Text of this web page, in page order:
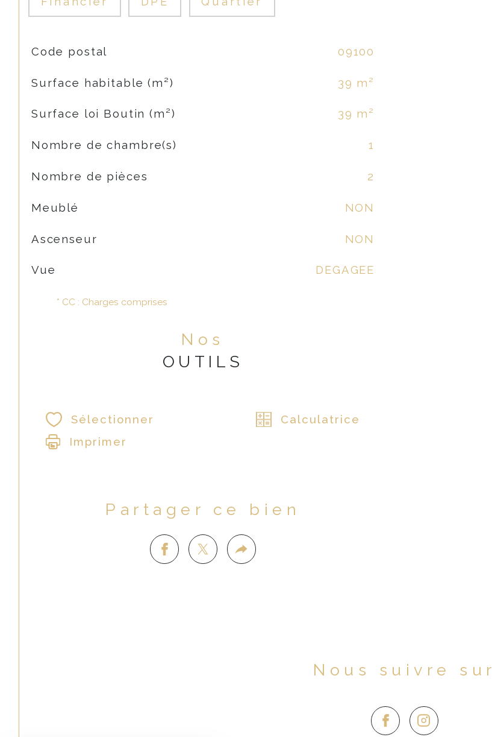
TRAD_SIROCCO_Caracteristique
Code postal 09100
Surface habitable (m²) 39 m²
Surface loi Boutin (m²) 39 m²
Nombre de chambre(s) 1
Nombre de pièces 2
Meublé NON
Ascenseur NON
Vue DEGAGEE
* CC : Charges comprises
Nos
OUTILS
Sélectionner
Calculatrice
Imprimer
Partager ce bien
Nous suivre sur